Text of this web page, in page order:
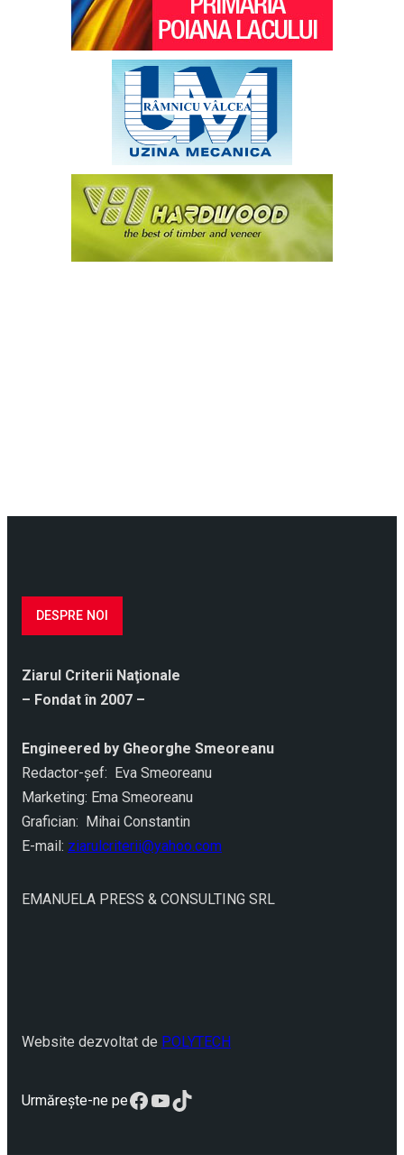
DESPRE NOI
Ziarul Criterii Naţionale
– Fondat în 2007 –
Engineered by Gheorghe Smeoreanu
Redactor-şef: Eva Smeoreanu
Marketing: Ema Smeoreanu
Grafician: Mihai Constantin
E-mail: ziarulcriterii@yahoo.com
EMANUELA PRESS & CONSULTING SRL
Website dezvoltat de POLYTECH
Urmărește-ne peFacebook
YouTube
TikTok